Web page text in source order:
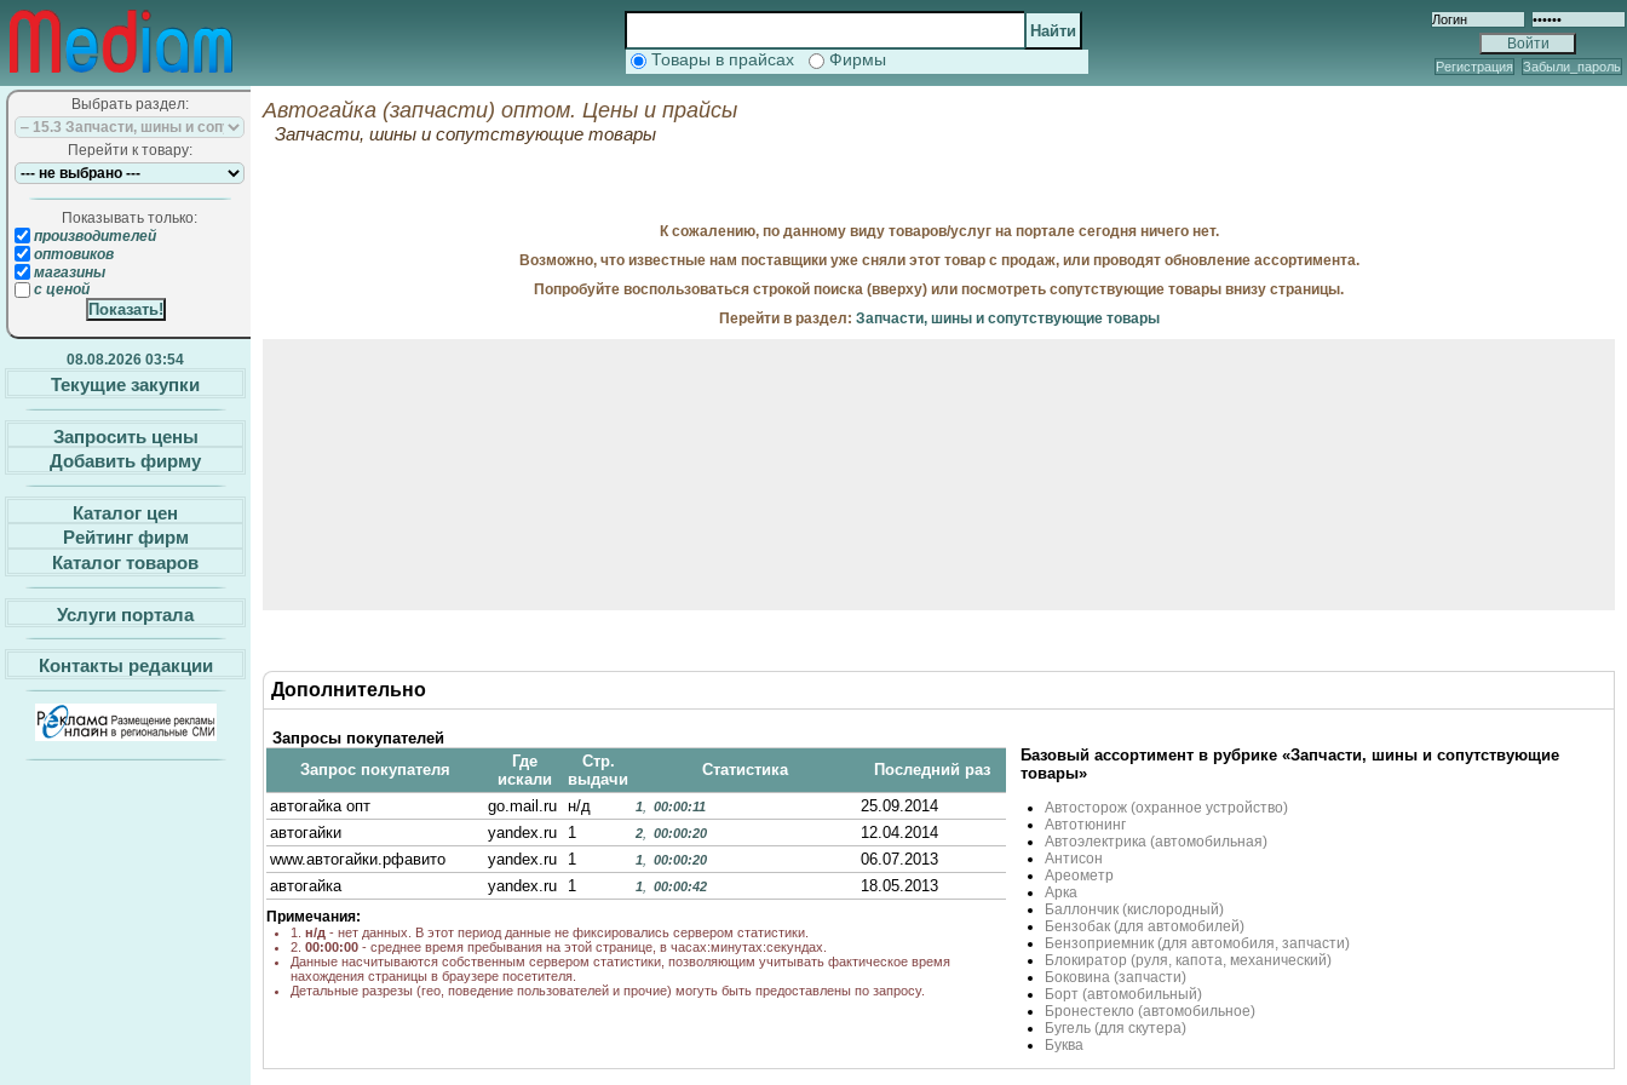
Товары в прайсах Фирмы Регистрация Забыли_пароль
Выбрать раздел:
Перейти к товару:
Показывать только:
производителей
оптовиков
магазины
с ценой
08.08.2026 03:54
Текущие закупки
Запросить цены
Добавить фирму
Каталог цен
Рейтинг фирм
Каталог товаров
Услуги портала
Контакты редакции
Автогайка (запчасти) оптом. Цены и прайсы
Запчасти, шины и сопутствующие товары
К сожалению, по данному виду товаров/услуг на портале сегодня ничего нет.
Возможно, что известные нам поставщики уже сняли этот товар с продаж, или проводят обновление ассортимента.
Попробуйте воспользоваться строкой поиска (вверху) или посмотреть сопутствующие товары внизу страницы.
Перейти в раздел: Запчасти, шины и сопутствующие товары
Дополнительно
Запросы покупателей
Запрос покупателя
Где
искали
Стр.
выдачи
Статистика
Последний раз
автогайка опт
go.mail.ru н/д 1 00:00:11
25.09.2014
автогайки
yandex.ru 1 2 00:00:20
12.04.2014
www.автогайки.рфавито
yandex.ru 1 1 00:00:20
06.07.2013
автогайка
yandex.ru 1 1 00:00:42 18.05.2013
Примечания:
1. н/д - нет данных. В этот период данные не фиксировались сервером статистики.
2. 00:00:00 - среднее время пребывания на этой странице, в часах:минутах:секундах.
Данные насчитываются собственным сервером статистики, позволяющим учитывать фактическое время
нахождения страницы в браузере посетителя.
Детальные разрезы (гео, поведение пользователей и прочие) могуть быть предоставлены по запросу.
Базовый ассортимент в рубрике «Запчасти, шины и сопутствующие
товары»
Автосторож (охранное устройство)
Автотюнинг
Автоэлектрика (автомобильная)
Антисон
Ареометр
Арка
Баллончик (кислородный)
Бензобак (для автомобилей)
Бензоприемник (для автомобиля, запчасти)
Блокиратор (руля, капота, механический)
Боковина (запчасти)
Борт (автомобильный)
Бронестекло (автомобильное)
Бугель (для скутера)
Буква